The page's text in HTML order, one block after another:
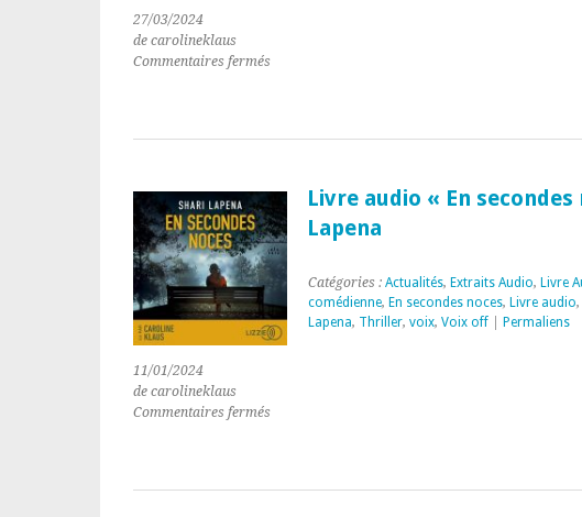
27/03/2024
de carolineklaus
Commentaires ferméssur
de
11/01/2024
de carolineklaus
Commentaires ferméssur
secondes
Livre audio « En secondes
Lapena
Catégories : Actualités, Extraits Audio, Livre
comédienne, En secondes noces, Livre audio,
Lapena, Thriller, voix, Voix off| Permaliens